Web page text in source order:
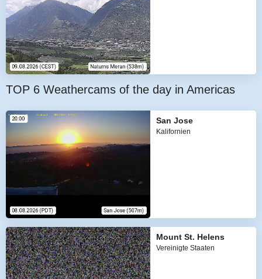
TOP 6 Weathercams of the day in Americas
San Jose
Kalifornien
Mount St. Helens
Vereinigte Staaten